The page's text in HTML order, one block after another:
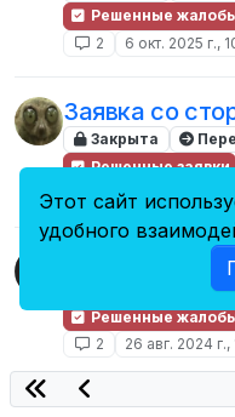
Решенные
2
6 окт. 2025 г.,
Заявка со
Закрыта
Решенные заявки
Решенные
2
26 авг. 2024 г.,
Этот сайт
удобного